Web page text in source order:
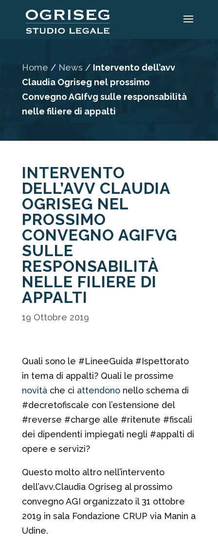
Home / News / Intervento dell’avv
Claudia Ogriseg nel prossimo
Convegno AGIfvg sulle responsabilità
nelle filiere di appalti
INTERVENTO
DELL’AVV CLAUDIA
OGRISEG NEL
PROSSIMO
CONVEGNO AGIFVG
SULLE
RESPONSABILITÀ
NELLE FILIERE DI
APPALTI
19 Ottobre 2019
Quali sono le #LineeGuida #Ispettorato
in tema di appalti? Quali le prossime
novitàche ci attendononello schema di
#decretofiscale con l’estensione del
#reverse #charge alle #ritenute #fiscali
dei dipendenti impiegati negli #appalti di
opere e servizi?
Questo molto altro nell’intervento
dell’avv.Claudia Ogriseg al prossimo
convegno AGI organizzato il 31 ottobre
2019 in sala Fondazione CRUP via Manin a
Udine.